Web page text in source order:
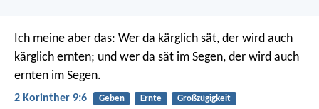
Ich meine aber das: Wer da kärglich sät, der wird auch
kärglich ernten; und wer da sät im Segen, der wird auch
ernten im Segen.
2 Korinther 9:6 Geben Ernte Großzügigkeit